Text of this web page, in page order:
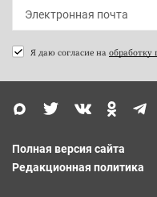
Я даю согласие на обработку
Полная версия сайта
Редакционная политика